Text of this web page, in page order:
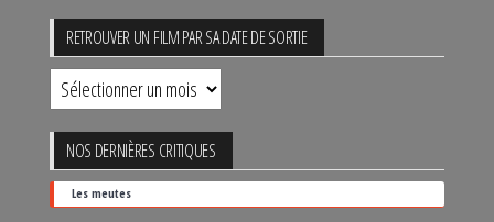
RETROUVER UN FILM PAR SA DATE DE SORTIE
Retrouver
un
film
par
sa
NOS DERNIÈRES CRITIQUES
Les meutes